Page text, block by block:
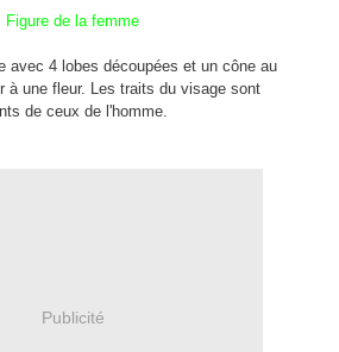
Figure de la femme
avec 4 lobes découpées et un cône au
à une fleur. Les traits du visage sont
de ceux de l'homme.
Publicité